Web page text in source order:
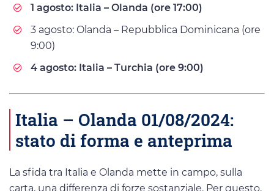
1 agosto: Italia – Olanda (ore 17:00)
3 agosto: Olanda – Repubblica Dominicana (ore
9:00)
4 agosto: Italia – Turchia (ore 9:00)
Italia – Olanda 01/08/2024:
stato di forma e anteprima
La sfida tra Italia e Olanda mette in campo, sulla
carta, una differenza di forze sostanziale. Per questo,